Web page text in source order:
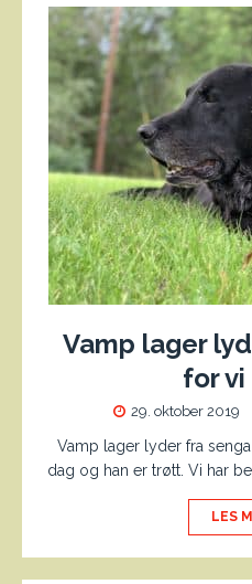
Vamp lager
for vi
29. oktober 2019
Vamp lager lyder fra
dag og han er trøtt. Vi har
LES